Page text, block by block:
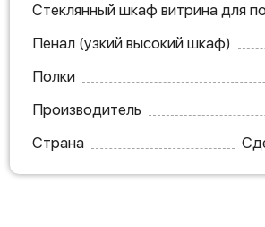
Стеклянный шкаф витрина для
Пенал (узкий высокий шкаф)
Полки
Производитель
Страна